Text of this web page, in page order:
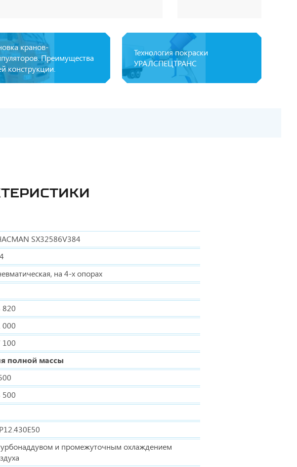
кранов-
Преимущества
конструкции.
Технология покраски
УРАЛСПЕЦТРАНС
SX32586V384
на 4-х опорах
820
000
100
полной массы
500
и промежуточным охлаждением